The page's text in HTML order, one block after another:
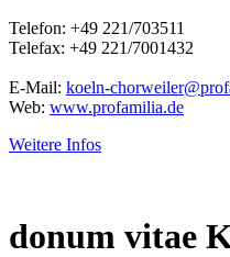
Telefon: +49 221/703511
Telefax: +49 221/7001432
E-Mail: koeln-
Web: www.profamilia.de
Weitere Infos
donum vitae